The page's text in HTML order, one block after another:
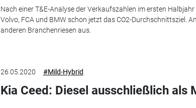
Nach einer T&E-Analyse der Verkaufszahlen im ersten Halbjahr
Volvo, FCA und BMW schon jetzt das CO2-Durchschnittsziel.
anderen Branchenriesen aus.
26.05.2020 #Mild-Hybrid
Kia Ceed: Diesel ausschließlich als